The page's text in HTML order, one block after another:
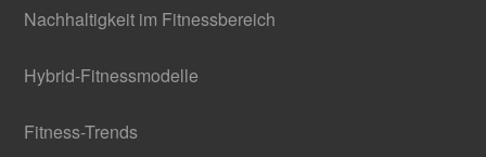
Nachhaltigkeit im Fitnessbereich
Hybrid-Fitnessmodelle
Fitness-Trends